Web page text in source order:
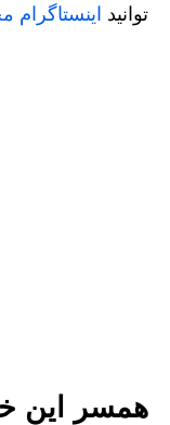
توانید اینستاگرام
همسر این